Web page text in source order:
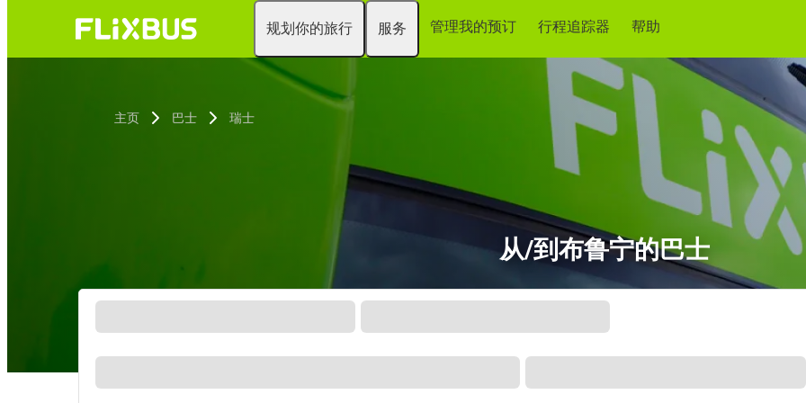
规划你的旅行 服务 管理我的预订 行程追踪器 帮助
主页 巴士 瑞士
从/到布鲁宁的巴士